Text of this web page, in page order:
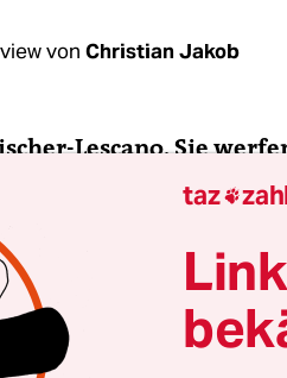
von Christian Jakob
Lescano, Sie
ihre Kompetenzen zu
zu verletzen.
Lescano:
Die
über die
und Menschenrechten
taz 